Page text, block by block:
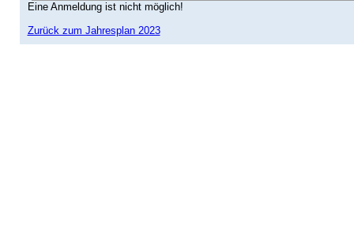
Eine Anmeldung ist nicht möglich!
Zurück zum Jahresplan 2023